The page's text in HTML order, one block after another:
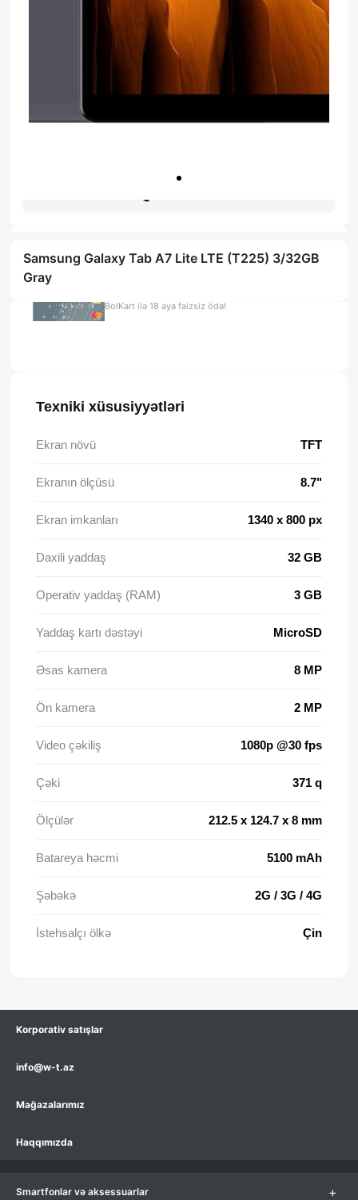
Samsung Galaxy Tab A7 Lite LTE (T225) 3/32GB
Gray
Stokda Yoxdur
BolKart ilə 18 aya faizsiz ödə!
Texniki xüsusiyyətləri
Ekran növü TFT
Ekranın ölçüsü 8.7"
Ekran imkanları 1340 x 800 px
Daxili yaddaş 32 GB
Operativ yaddaş (RAM) 3 GB
Yaddaş kartı dəstəyi MicroSD
Əsas kamera 8 MP
Ön kamera 2 MP
Video çəkiliş 1080p @30 fps
Çəki 371 q
Ölçülər 212.5 x 124.7 x 8 mm
Batareya həcmi 5100 mAh
Şəbəkə 2G / 3G / 4G
İstehsalçı ölkə Çin
Korporativ satışlar
info@w-t.az
Mağazalarımız
Haqqımızda
Smartfonlar və aksessuarlar +